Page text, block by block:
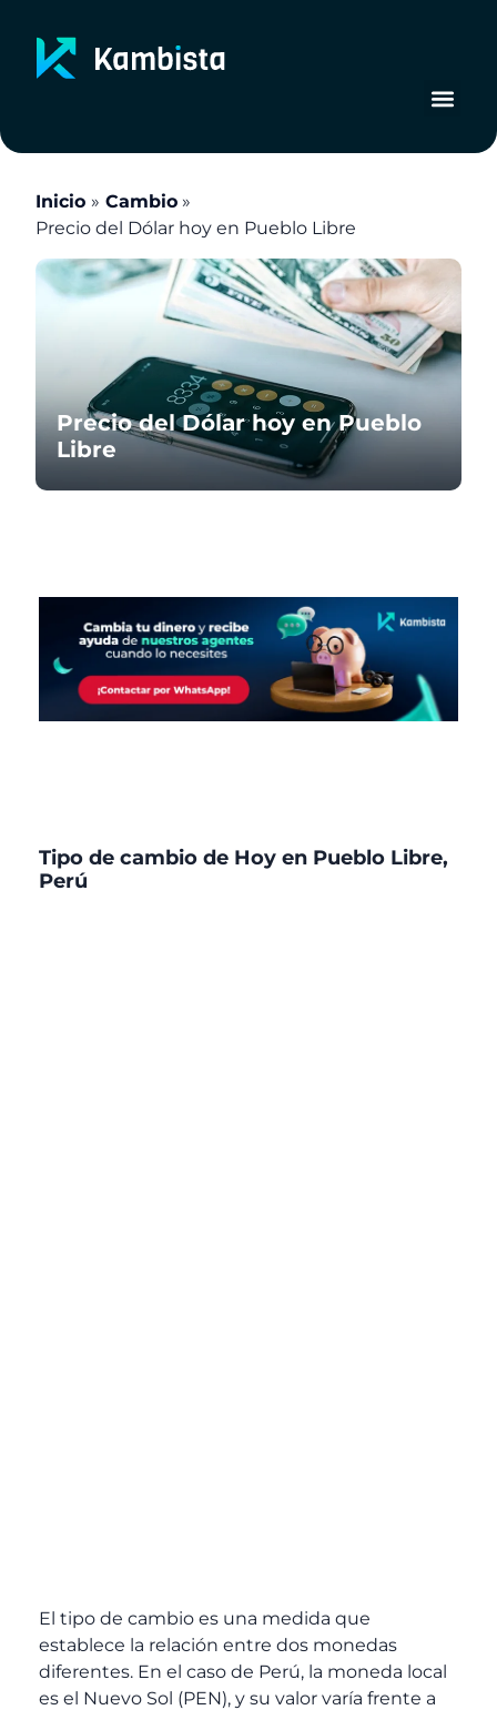
contenido
Inicio
Cambio
Precio del Dólar hoy en Pueblo Libre
Precio del Dólar hoy en Pueblo
Libre
Tipo de cambio de Hoy en Pueblo Libre,
Perú
El tipo de cambio es una medida que
establece la relación entre dos monedas
diferentes. En el caso de Perú, la moneda local
es el Nuevo Sol (PEN), y su valor varía frente a